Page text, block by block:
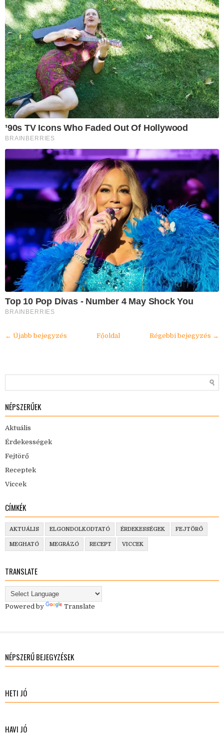
’90s TV Icons Who Faded Out Of Hollywood
BRAINBERRIES
Top 10 Pop Divas - Number 4 May Shock You
BRAINBERRIES
← Újabb bejegyzés Régebbi bejegyzés →
Főoldal
NÉPSZERŰEK
Aktuális
Érdekességek
Fejtörő
Receptek
Viccek
CÍMKÉK
AKTUÁLIS ELGONDOLKODTATÓ ÉRDEKESSÉGEK FEJTÖRŐ
MEGHATÓ MEGRÁZÓ RECEPT VICCEK
TRANSLATE
Powered by Translate
NÉPSZERŰ BEJEGYZÉSEK
HETI JÓ
HAVI JÓ